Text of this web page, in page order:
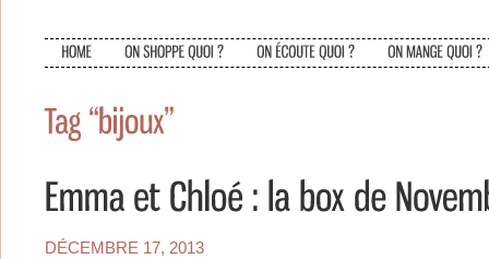
DÉCEMBRE 17, 2013